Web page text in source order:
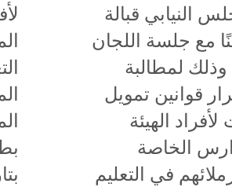
النيابي قبالة
مع جلسة اللجان
وذلك لمطالبة
قوانين تمويل
الهيئة
الخاصة
في التعليم